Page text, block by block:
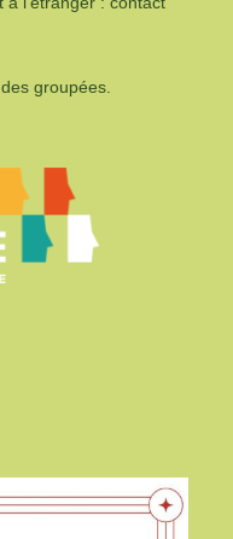
groupées.